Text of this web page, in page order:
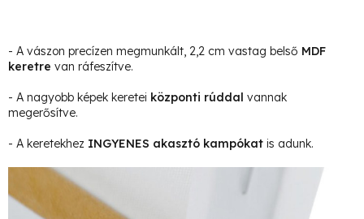
- A vászon precízen megmunkált, 2,2 cm vastag belső MDF
keretre van ráfeszítve.
- A nagyobb képek keretei központi rúddal vannak
megerősítve.
- A keretekhez INGYENES akasztó kampókat is adunk.